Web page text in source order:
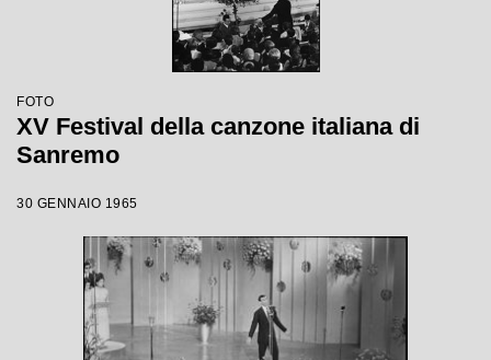
FOTO
XV Festival della canzone italiana di
Sanremo
30 GENNAIO 1965